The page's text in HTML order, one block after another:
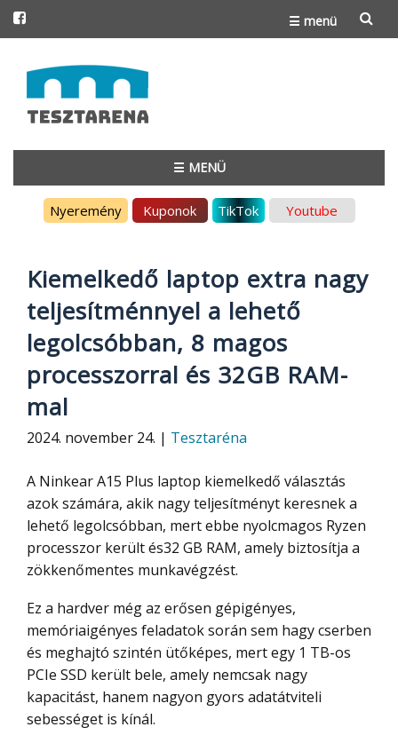
☰ menü
to
content
☰ MENÜ
Nyeremény Kuponok TikTok Youtube
Kiemelkedő laptop extra nagy
teljesítménnyel a lehető
legolcsóbban, 8 magos
processzorral és 32GB RAM-
mal
2024. november 24. | Tesztaréna
A Ninkear A15 Plus laptop kiemelkedő választás
azok számára, akik nagy teljesítményt keresnek a
lehető legolcsóbban, mert ebbe nyolcmagos Ryzen
processzor került és32 GB RAM, amely biztosítja a
zökkenőmentes munkavégzést.
Ez a hardver még az erősen gépigényes,
memóriaigényes feladatok során sem hagy cserben
és meghajtó szintén ütőképes, mert egy 1 TB-os
PCIe SSD került bele, amely nemcsak nagy
kapacitást, hanem nagyon gyors adatátviteli
sebességet is kínál.